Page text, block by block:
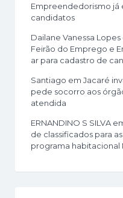
Empreendedorismo já
candidatos
Dailane Vanessa
Feirão do Emprego e
ar para cadastro de
Santiago em Jacaré
pede socorro aos
atendida
ERNANDINO S SILVA
de classificados para
programa habitacional